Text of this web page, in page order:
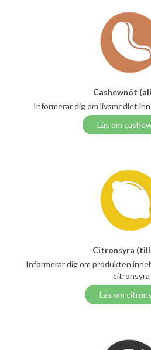
Cashewnöt
Informerar dig om livsmedlet
Läs om
Citronsyra
Informerar dig om produkten
citronsyra
Läs om